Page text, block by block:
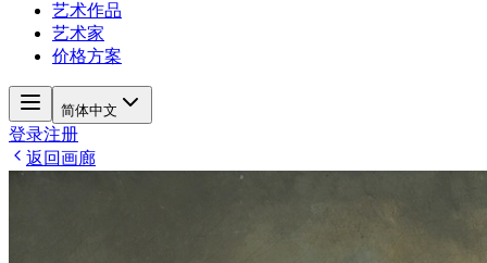
艺术作品
艺术家
价格方案
简体中文
登录注册
返回画廊